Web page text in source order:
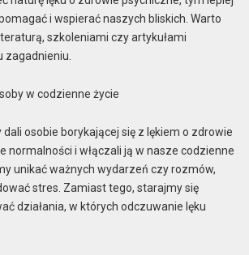
i wspierać naszych bliskich. Warto
szkoleniami czy artykułami
zagadnieniu.
w codzienne życie
osobie borykającej się z lękiem o zdrowie
normalności i włączali ją w nasze codzienne
unikać ważnych wydarzeń czy rozmów,
stres. Zamiast tego, starajmy się
działania, w których odczuwanie lęku